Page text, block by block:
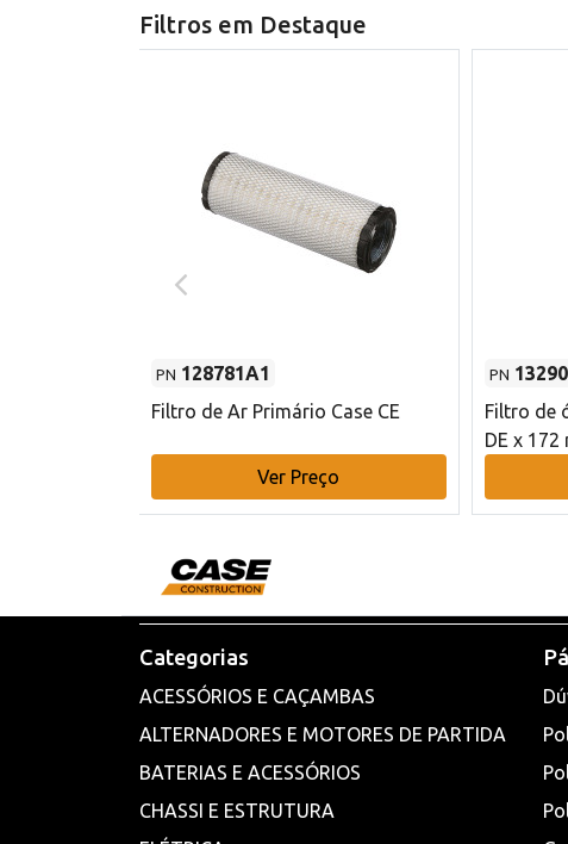
Filtros em Destaque
PN 128781A1
Filtro de Ar Primário Case CE
Ver Preço
PN
Filtro de
DE x 172
Categorias
ACESSÓRIOS E CAÇAMBAS
ALTERNADORES E MOTORES DE PARTIDA
BATERIAS E ACESSÓRIOS
CHASSI E ESTRUTURA